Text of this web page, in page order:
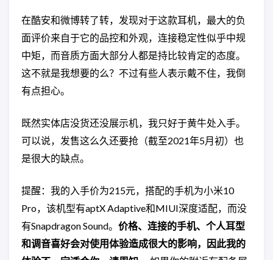
在酷安和微博转了转，发现对于这款耳机，最大的负
面评价来自于它的品控和外观，连接稳定性似乎中规
中矩，而音质方面大部分人都是持比较肯定的态度。
这不就是我想要的么？不过有些人表示戴不住，我倒
有点担心。
既然实体店没货还没展示机，我只好于黄牛处入手。
可以说，发售这么久还要抢（截至2021年5月初）也
是很大的缺点。
提醒：我的入手价为215元，搭配的手机为小米10
Pro，该机型有aptX Adaptive和MIUI深度适配，而没
有Snapdragon Sound。 价格、连接的手机、个人耳型
和调音喜好会对使用体验造成很大的影响，因此我的